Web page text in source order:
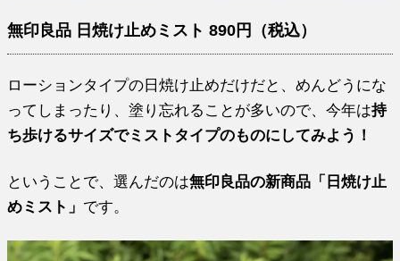
無印良品 日焼け止めミスト 890円（税込）
ローションタイプの日焼け止めだけだと、めんどうにな
ってしまったり、塗り忘れることが多いので、今年は持
ち歩けるサイズでミストタイプのものにしてみよう！
ということで、選んだのは無印良品の新商品「日焼け止
めミスト」 です。